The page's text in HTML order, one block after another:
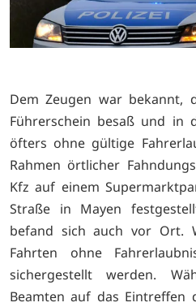
Dem Zeugen war bekannt,
Führerschein besaß und in
öfters ohne gültige
Rahmen örtlicher
Kfz auf einem
Straße in Mayen
befand sich auch vor Ort.
Fahrten ohne
sichergestellt werden.
Beamten auf das Eintreffen